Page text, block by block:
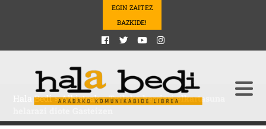
EGIN ZAITEZ
BAZKIDE!
Hala Bedi>Albisteak>Txileko herriari elkartasuna